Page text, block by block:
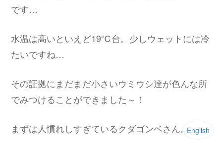
です…
水温は高いといえど19℃台。少しウェットには冷
たいですね…
その証拠にまだまだ小さいウミウシ達が色んな所
でみつけることができました～！
まずは人慣れしすぎているクダゴンベさん。English